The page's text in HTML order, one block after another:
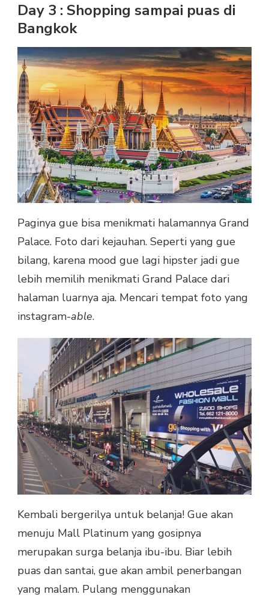
Day 3 : Shopping sampai puas di
Bangkok
Paginya gue bisa menikmati halamannya Grand
Palace. Foto dari kejauhan. Seperti yang gue
bilang, karena mood gue lagi hipster jadi gue
lebih memilih menikmati Grand Palace dari
halaman luarnya aja. Mencari tempat foto yang
instagram-able.
Kembali bergerilya untuk belanja! Gue akan
menuju Mall Platinum yang gosipnya
merupakan surga belanja ibu-ibu. Biar lebih
puas dan santai, gue akan ambil penerbangan
yang malam. Pulang menggunakan